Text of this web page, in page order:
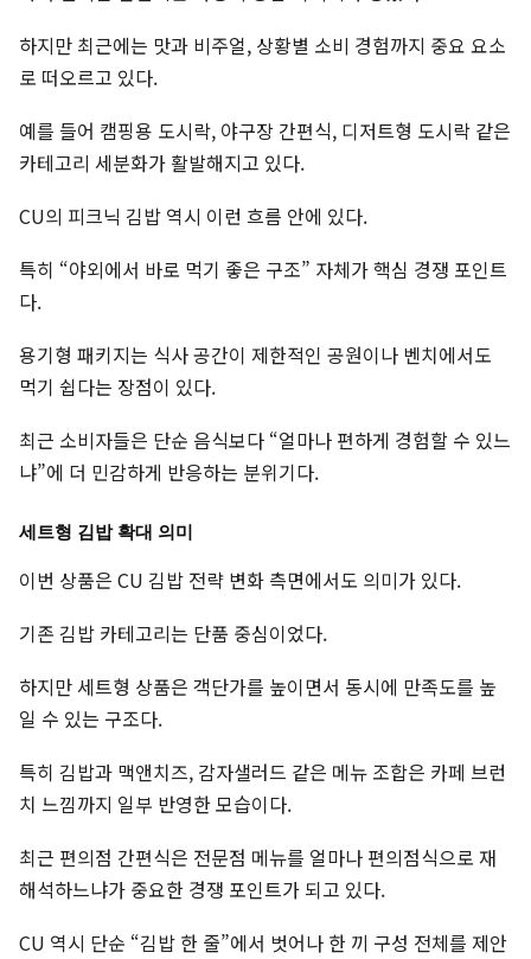
하지만 최근에는 맛과 비주얼, 상황별 소비 경험까지 중요 요소
로 떠오르고 있다.
예를 들어 캠핑용 도시락, 야구장 간편식, 디저트형 도시락 같은
카테고리 세분화가 활발해지고 있다.
CU의 피크닉 김밥 역시 이런 흐름 안에 있다.
특히 “야외에서 바로 먹기 좋은 구조” 자체가 핵심 경쟁 포인트
다.
용기형 패키지는 식사 공간이 제한적인 공원이나 벤치에서도
먹기 쉽다는 장점이 있다.
최근 소비자들은 단순 음식보다 “얼마나 편하게 경험할 수 있느
냐”에 더 민감하게 반응하는 분위기다.
세트형 김밥 확대 의미
이번 상품은 CU 김밥 전략 변화 측면에서도 의미가 있다.
기존 김밥 카테고리는 단품 중심이었다.
하지만 세트형 상품은 객단가를 높이면서 동시에 만족도를 높
일 수 있는 구조다.
특히 김밥과 맥앤치즈, 감자샐러드 같은 메뉴 조합은 카페 브런
치 느낌까지 일부 반영한 모습이다.
최근 편의점 간편식은 전문점 메뉴를 얼마나 편의점식으로 재
해석하느냐가 중요한 경쟁 포인트가 되고 있다.
CU 역시 단순 “김밥 한 줄”에서 벗어나 한 끼 구성 전체를 제안